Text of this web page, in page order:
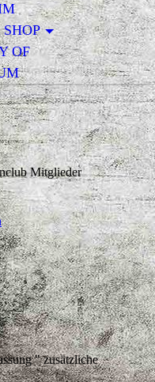
OF
Mitglieder
" zusätzliche